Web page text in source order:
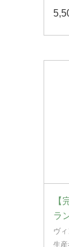
【
ラ
ヴィ
生産